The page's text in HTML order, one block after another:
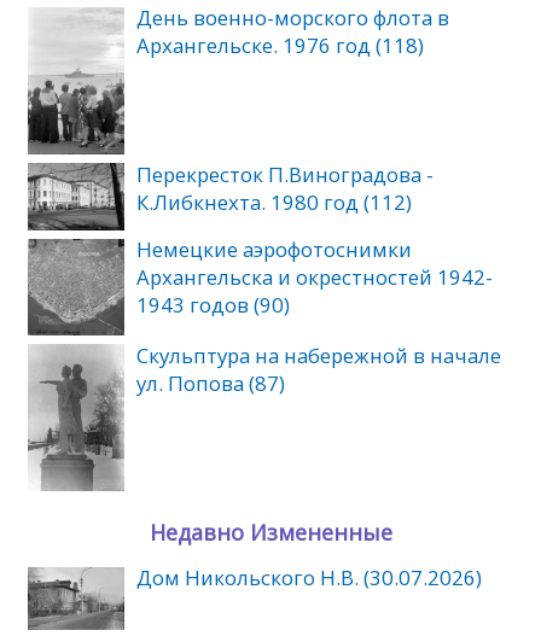
День военно-морского флота в
Архангельске. 1976 год (118)
Перекресток П.Виноградова -
К.Либкнехта. 1980 год (112)
Немецкие аэрофотоснимки
Архангельска и окрестностей 1942-
1943 годов (90)
Скульптура на набережной в начале
ул. Попова (87)
Недавно Измененные
Дом Никольского Н.В. (30.07.2026)